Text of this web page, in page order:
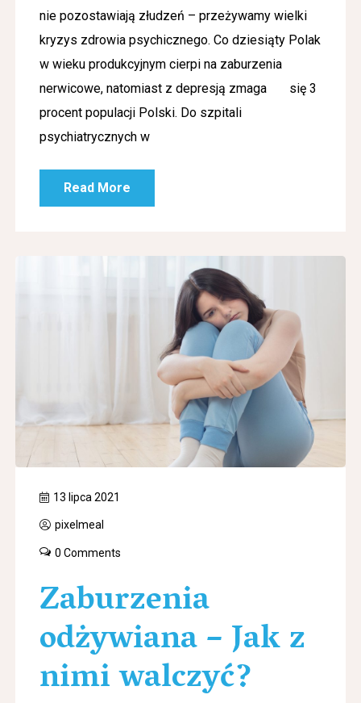
nie pozostawiają złudzeń – przeżywamy wielki
kryzys zdrowia psychicznego. Co dziesiąty Polak
w wieku produkcyjnym cierpi na zaburzenia
nerwicowe, natomiast z depresją zmaga się 3
procent populacji Polski. Do szpitali
psychiatrycznych w
Read More
13 lipca 2021
pixelmeal
0 Comments
Zaburzenia
odżywiana – Jak z
nimi walczyć?